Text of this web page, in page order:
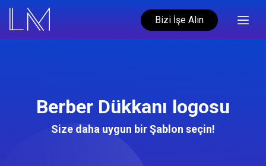
Bizi İşe Alın
Berber Dükkanı logosu
Size daha uygun bir Şablon seçin!